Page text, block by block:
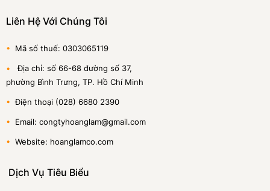
Liên Hệ Với Chúng Tôi
• Mã số thuế: 0303065119
• Địa chỉ: số 66-68 đường số 37,
phường Bình Trưng, TP. Hồ Chí Minh
• Điện thoại (028) 6680 2390
• Email: congtyhoanglam@gmail.com
• Website: hoanglamco.com
Dịch Vụ Tiêu Biểu